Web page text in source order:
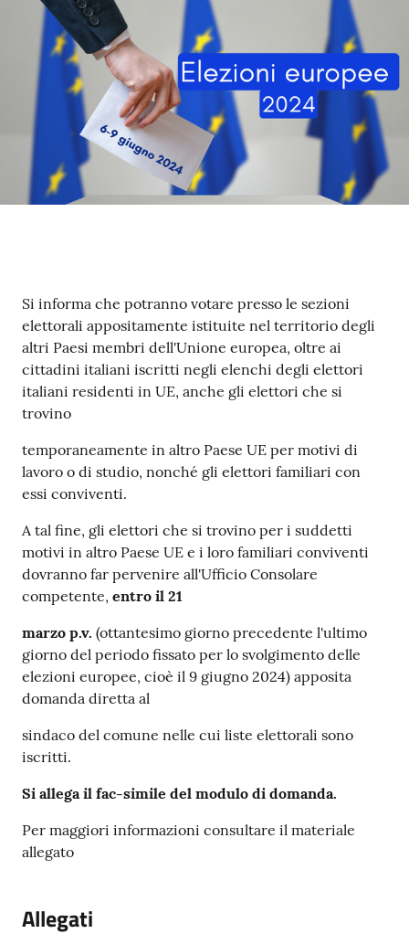
Contenuto
Si informa che potranno votare presso le sezioni
elettorali appositamente istituite nel territorio degli
altri Paesi membri dell'Unione europea, oltre ai
cittadini italiani iscritti negli elenchi degli elettori
italiani residenti in UE, anche gli elettori che si
trovino
temporaneamente in altro Paese UE per motivi di
lavoro o di studio, nonché gli elettori familiari con
essi conviventi.
A tal fine, gli elettori che si trovino per i suddetti
motivi in altro Paese UE e i loro familiari conviventi
dovranno far pervenire all'Ufficio Consolare
competente, entro il 21
marzo p.v. (ottantesimo giorno precedente l'ultimo
giorno del periodo fissato per lo svolgimento delle
elezioni europee, cioè il 9 giugno 2024) apposita
domanda diretta al
sindaco del comune nelle cui liste elettorali sono
iscritti.
Si allega il fac-simile del modulo di domanda.
Per maggiori informazioni consultare il materiale
allegato
Allegati